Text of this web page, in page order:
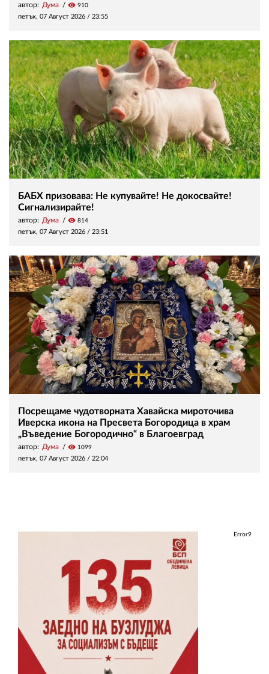
автор: Дума visibility 910
петък, 07 Август 2026 / 23:55
БАБХ призовава: Не купувайте! Не докосвайте!
Сигнализирайте!
автор: Дума visibility 814
петък, 07 Август 2026 / 23:51
Посрещаме чудотворната Хавайска мироточива
Иверска икона на Пресвета Богородица в храм
„Въведение Богородично“ в Благоевград
автор: Дума visibility 1099
петък, 07 Август 2026 / 22:04
Error9